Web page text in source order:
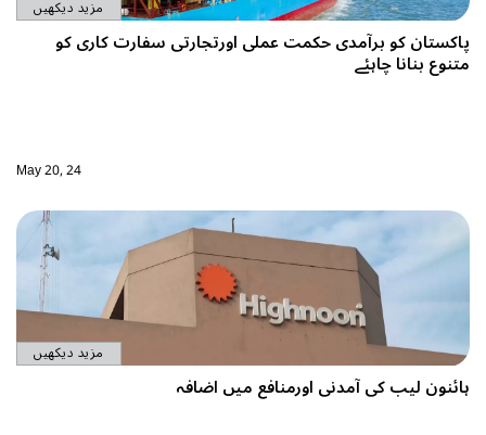
مزید دیکھیں
پاکستان کو برآمدی حکمت عملی اورتجارتی سفارت کاری کو
متنوع بنانا چاہئے
May 20, 24
مزید دیکھیں
ہائنون لیب کی آمدنی اورمنافع میں اضافہ